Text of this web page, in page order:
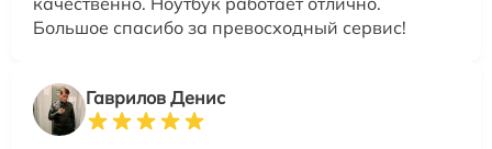
Большое спасибо за превосходный сервис!
Гаврилов Денис